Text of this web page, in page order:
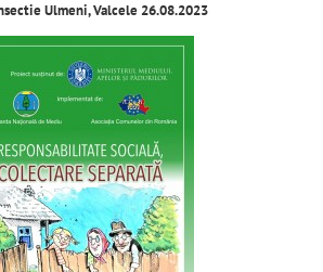
Ulmeni, Valcele 26.08.2023